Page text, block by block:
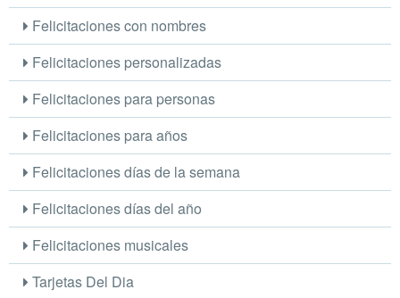
Felicitaciones con nombres
Felicitaciones personalizadas
Felicitaciones para personas
Felicitaciones para años
Felicitaciones días de la semana
Felicitaciones días del año
Felicitaciones musicales
Tarjetas Del Dia